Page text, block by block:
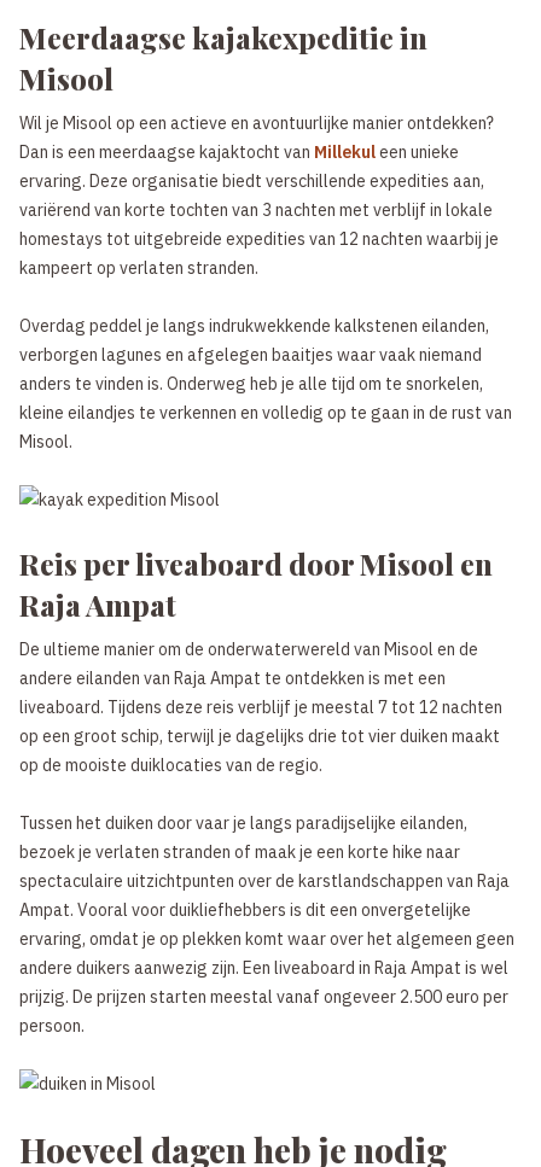
Meerdaagse kajakexpeditie in
Misool
Wil je Misool op een actieve en avontuurlijke manier ontdekken?
Dan is een meerdaagse kajaktocht van Millekuleen unieke
ervaring. Deze organisatie biedt verschillende expedities aan,
variërend van korte tochten van 3 nachten met verblijf in lokale
homestays tot uitgebreide expedities van 12 nachten waarbij je
kampeert op verlaten stranden.
Overdag peddel je langs indrukwekkende kalkstenen eilanden,
verborgen lagunes en afgelegen baaitjes waar vaak niemand
anders te vinden is. Onderweg heb je alle tijd om te snorkelen,
kleine eilandjes te verkennen en volledig op te gaan in de rust van
Misool.
Reis per liveaboard door Misool en
Raja Ampat
De ultieme manier om de onderwaterwereld van Misool en de
andere eilanden van Raja Ampat te ontdekken is met een
liveaboard. Tijdens deze reis verblijf je meestal 7 tot 12 nachten
op een groot schip, terwijl je dagelijks drie tot vier duiken maakt
op de mooiste duiklocaties van de regio.
Tussen het duiken door vaar je langs paradijselijke eilanden,
bezoek je verlaten stranden of maak je een korte hike naar
spectaculaire uitzichtpunten over de karstlandschappen van Raja
Ampat. Vooral voor duikliefhebbers is dit een onvergetelijke
ervaring, omdat je op plekken komt waar over het algemeen geen
andere duikers aanwezig zijn. Een liveaboard in Raja Ampat is wel
prijzig. De prijzen starten meestal vanaf ongeveer 2.500 euro per
persoon.
Hoeveel dagen heb je nodig